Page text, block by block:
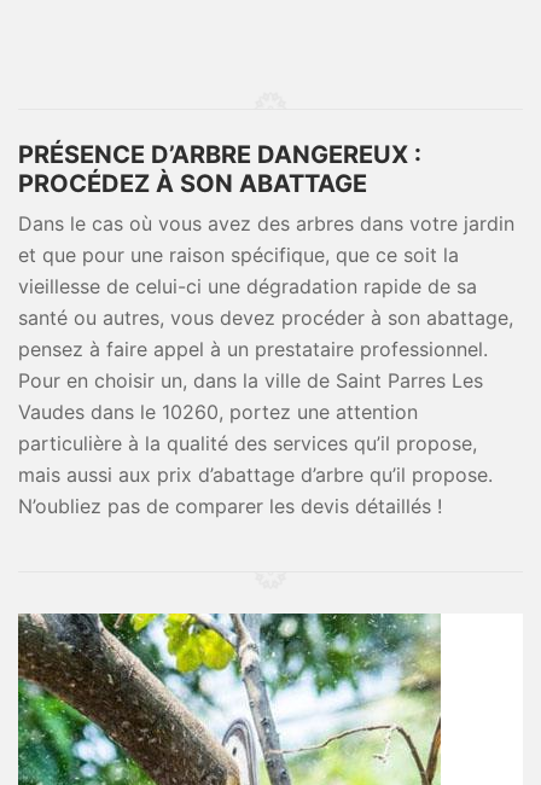
PRÉSENCE D’ARBRE DANGEREUX :
PROCÉDEZ À SON ABATTAGE
Dans le cas où vous avez des arbres dans votre jardin
et que pour une raison spécifique, que ce soit la
vieillesse de celui-ci une dégradation rapide de sa
santé ou autres, vous devez procéder à son abattage,
pensez à faire appel à un prestataire professionnel.
Pour en choisir un, dans la ville de Saint Parres Les
Vaudes dans le 10260, portez une attention
particulière à la qualité des services qu’il propose,
mais aussi aux prix d’abattage d’arbre qu’il propose.
N’oubliez pas de comparer les devis détaillés !